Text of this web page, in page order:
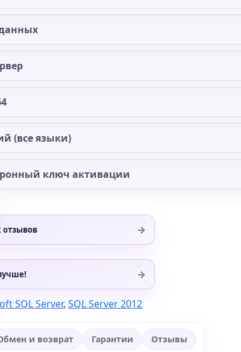
(все языки)
ключ активации
отзывов →
→
SQL Server, SQL Server 2012
и возврат Гарантии Отзывы